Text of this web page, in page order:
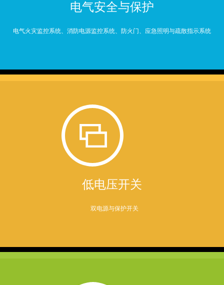
电气安全与保护
电气火灾监控系统、消防电源监控系统、防火门、应急照明与疏散指示系统
低电压开关
双电源与保护开关